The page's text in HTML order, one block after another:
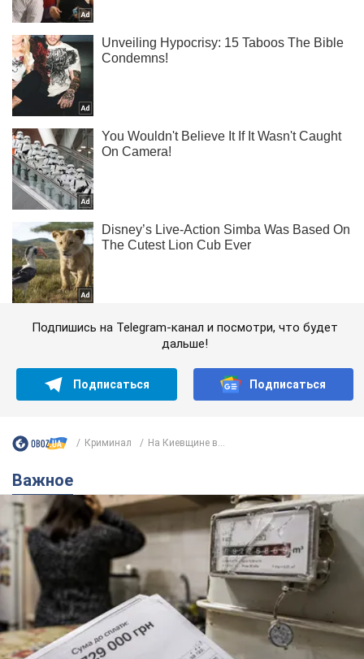
Подпишись на Telegram-канал и посмотри, что будет
дальше!
Подписаться Подписаться
Криминал На Киевщине в...
Важное